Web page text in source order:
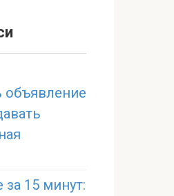
объявление
за 15 минут: